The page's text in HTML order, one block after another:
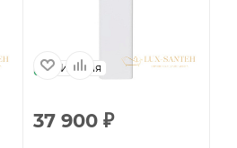
Италия
37 900 ₽